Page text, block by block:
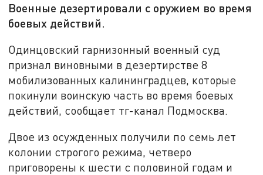
Военные дезертировали с оружием во время
боевых действий.
Одинцовский гарнизонный военный суд
признал виновными в дезертирстве 8
мобилизованных калининградцев, которые
покинули воинскую часть во время боевых
действий, сообщает тг-канал Подмосква.
Двое из осужденных получили по семь лет
колонии строгого режима, четверо
приговорены к шести с половиной годам и